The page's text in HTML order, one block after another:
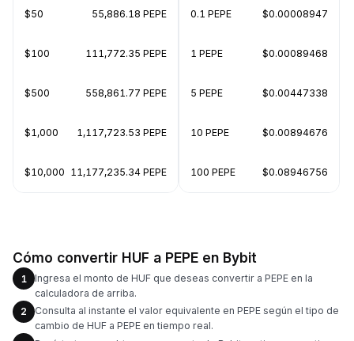
$50 55,886.18 PEPE
$100 111,772.35 PEPE
$500 558,861.77 PEPE
$1,000 1,117,723.53 PEPE
$10,000 11,177,235.34 PEPE
0.1 PEPE $0.00008947
1 PEPE $0.00089468
5 PEPE $0.00447338
10 PEPE $0.00894676
100 PEPE $0.08946756
Cómo convertir HUF a PEPE en Bybit
1
Ingresa el monto de HUF que deseas convertir a PEPE en la
calculadora de arriba.
2
Consulta al instante el valor equivalente en PEPE según el tipo de
cambio de HUF a PEPE en tiempo real.